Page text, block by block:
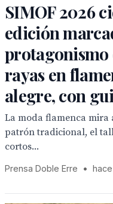
SIMOF 2026
edición
protagonismo
rayas en
alegre, con
La moda flamenca mira
patrón tradicional, el
cortos...
Prensa Doble Erre •